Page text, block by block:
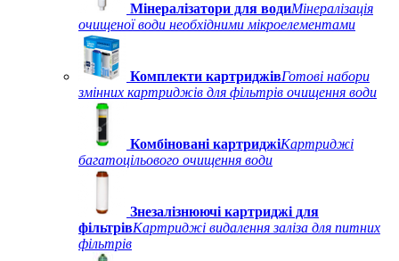
Мінералізатори для водиМінералізація
очищеної води необхідними мікроелементами
Комплекти картриджівГотові набори
змінних картриджів для фільтрів очищення води
Комбіновані картриджіКартриджі
багатоцільового очищення води
Знезалізнюючі картриджі для
фільтрівКартриджі видалення заліза для питних
фільтрів